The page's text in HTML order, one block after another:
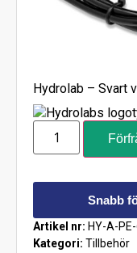
Hydrolab – Svart
Snabb
Artikel nr: HY-A-
Kategori: Tillbehör